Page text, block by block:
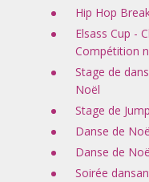
Hip Hop
Elsass Cup -
Compétition
Stage de
Noël
Stage de
Danse de
Danse de
Soirée